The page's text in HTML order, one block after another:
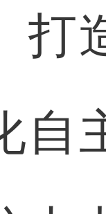
打
自